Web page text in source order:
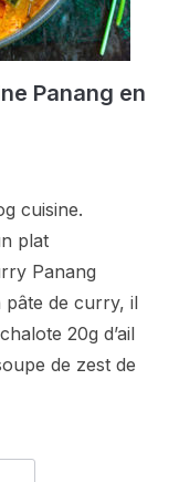
Panang en
cuisine.
plat
Panang
pâte de curry, il
20g d’ail
de zest de